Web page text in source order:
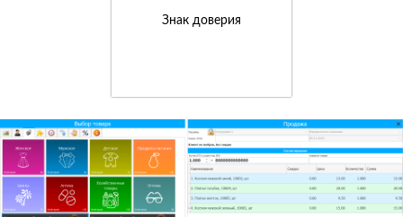
Знак доверия